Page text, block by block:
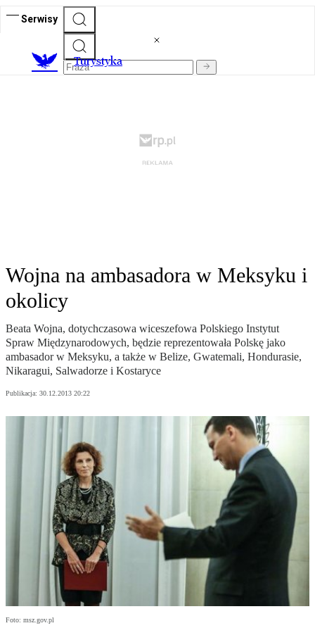
Serwisy
Turystyka
Wojna na ambasadora w Meksyku i
okolicy
Beata Wojna, dotychczasowa wiceszefowa Polskiego Instytut
Spraw Międzynarodowych, będzie reprezentowała Polskę jako
ambasador w Meksyku, a także w Belize, Gwatemali, Hondurasie,
Nikaragui, Salwadorze i Kostaryce
Publikacja: 30.12.2013 20:22
Foto: msz.gov.pl